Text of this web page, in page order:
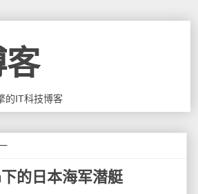
的IT科技博客
的日本海军潜艇